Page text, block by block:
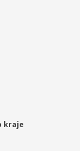
kraje